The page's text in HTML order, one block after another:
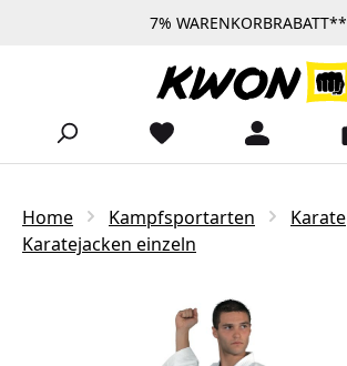
Zum Hauptinhalt springen7% WARENKORBRABATT**
Home Kampfsportarten
Karate
Karatejacken einzeln
Bildergalerie überspringen